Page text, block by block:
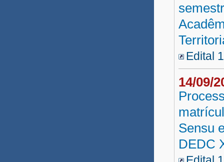
Edital
14/09/
Sensu
DEDC